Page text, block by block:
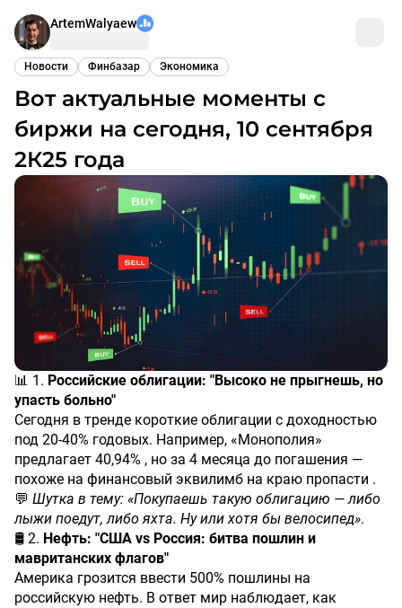
ArtemWalyaew
Новости Финбазар Экономика
Вот актуальные моменты с
биржи на сегодня, 10 сентября
2К25 года
📊 1. Российские облигации: "Высоко не прыгнешь, но
упасть больно"
Сегодня в тренде короткие облигации с доходностью
под 20-40% годовых. Например, «Монополия»
предлагает 40,94% , но за 4 месяца до погашения —
похоже на финансовый эквилимб на краю пропасти .
💬 Шутка в тему: «Покупаешь такую облигацию — либо
лыжи поедут, либо яхта. Ну или хотя бы велосипед».
🛢️ 2. Нефть: "США vs Россия: битва пошлин и
мавританских флагов"
Америка грозится ввести 500% пошлины на
российскую нефть. В ответ мир наблюдает, как